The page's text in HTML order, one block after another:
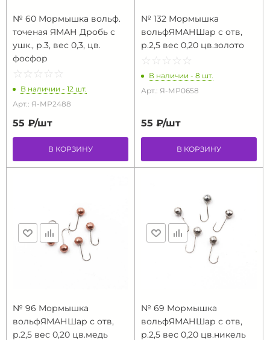
№ 60 Мормышка вольф.
точеная ЯМАН Дробь с
ушк., р.3, вес 0,3, цв.
фосфор
☆ ☆ ☆ ☆ ☆
★ ★ ★ ★ ★
В наличии - 12 шт.
Арт.: Я-МР2488
55 ₽/шт
В КОРЗИНУ
№ 132 Мормышка
вольфЯМАНШар с отв,
р.2,5 вес 0,20 цв.золото
☆ ☆ ☆ ☆ ☆
★ ★ ★ ★ ★
В наличии - 8 шт.
Арт.: Я-МР0658
55 ₽/шт
В КОРЗИНУ
№ 96 Мормышка
вольфЯМАНШар с отв,
р.2,5 вес 0,20 цв.медь
№ 69 Мормышка
вольфЯМАНШар с отв,
р.2,5 вес 0,20 цв.никель